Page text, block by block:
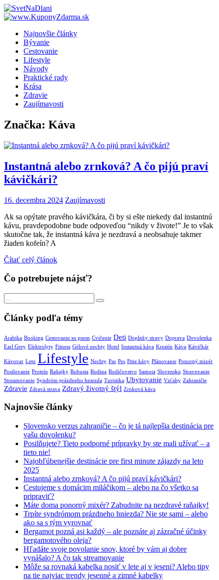
Skip
to
Najnovšie články
Bývanie
Cestovanie
Lifestyle
Návody
Praktické rady
Krása
Zdravie
Zaujímavosti
Značka: Káva
Instantná alebo zrnková? A čo pijú praví
kávičkári?
16. decembra 2024 Zaujímavosti
Ak sa opýtate pravého kávičkára, či by si ešte niekedy dal instantnú
kávu, pravdepodobne bude odpoveďou “nikdy v živote!” Je to však
skutočne tak, že instantná káva je nezdravá a neobsahuje takmer
žiaden kofeín? A
Čítať celý článok
Čo potrebujete nájsť?
for:
Search
Články podľa témy
Arabika Booking Cestovanie so psom Cvičenie Deti Doplnky stravy Doprava Dovolenka
Earl Grey Elektrolyty Fitness Gélové nechty Hotel Instantná káva Kreatín Káva Kávičkár
Kávovar Leto Lifestyle Nechty Pas Pes Pitie kávy Plánovanie Ponorný mixér
Posilovanie Proteín Raňajky Robusta Rodina Rodičovstvo Samota Slovensko Stravovanie
Streamovanie Syndróm prázdneho hniezda Turistika Ubytovanie Vzťahy Zahraničie
Zdravie Zdravá strava Zdravý životný štýl Zrnková káva
Najnovšie články
Slovensko verzus zahraničie – čo je tá najlepšia destinácia pre
vašu dovolenku?
Posilňujete? Tieto podporné prípravky by ste mali užívať – a
tieto nie!
Najobľúbenejšie destinácie pre first minute zájazdy na leto
2025
Instantná alebo zrnková? A čo pijú praví kávičkári?
Cestujeme s domácim miláčikom – alebo na čo všetko sa
pripraviť?
Máte doma ponorný mixér? Zabudnite na nezdravé raňajky!
Trpíte syndrómom prázdneho hniezda? Nie ste sami – alebo
ako sa s tým vyrovnať
Bergamot pozná asi každý – ale poznáte aj zázračné účinky
bergamotového oleja?
Hľadáte svoje povolanie snov, ktoré by vám aj dobre
vynášalo? A čo tak streamovanie
Môže sa rovnaká kabelka nosiť v lete aj v jeseni? Alebo tipy
na tie najviac trendy jesenné a zimné kabelky